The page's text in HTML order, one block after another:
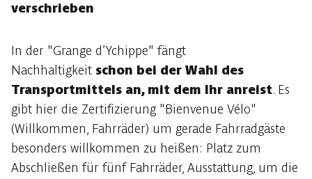
verschrieben
In der "Grange d’Ychippe" fängt
Nachhaltigkeit schon bei der Wahl des
Transportmittels an, mit dem Ihr anreist. Es
gibt hier die Zertifizierung "Bienvenue Vélo"
(Willkommen, Fahrräder) um gerade Fahrradgäste
besonders willkommen zu heißen: Platz zum
Abschließen für fünf Fahrräder, Ausstattung, um die